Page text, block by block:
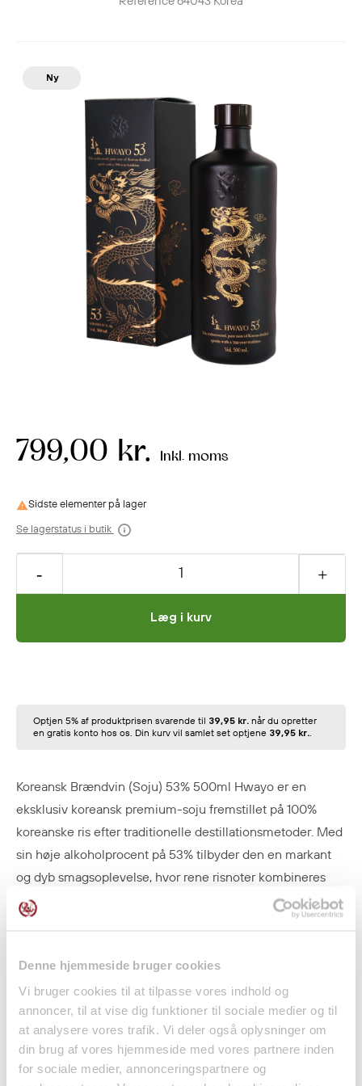
Denne hjemmeside bruger cookies
Vi bruger cookies til at tilpasse vores indhold og
annoncer, til at vise dig funktioner til sociale medier og til
at analysere vores trafik. Vi deler også oplysninger om
din brug af vores hjemmeside med vores partnere inden
for sociale medier, annonceringspartnere og
Ny
Optjen 5% af produktprisen svarende til 39,95 kr. når du opretter
en gratis konto hos os. Din kurv vil samlet set optjene 39,95 kr..
Koreansk Brændvin (Soju) 53% 500ml Hwayo er en
eksklusiv koreansk premium-soju fremstillet på 100%
koreanske ris efter traditionelle destillationsmetoder. Med
sin høje alkoholprocent på 53% tilbyder den en markant
og dyb smagsoplevelse, hvor rene risnoter kombineres
med subtile jordede, nøddeagtige og let krydrede
nuancer. Trods sin styrke fremstår spiritussen
og elegant eftersmag.
Hwayo adskiller sig fra almindelig grønflaske-soju ved at
være en ægte destilleret spiritus med større kompleksitet,
dybde og råvarekarakter. Den lagres desuden i
traditionelle koreanske onggi-lerkar, som bidrager til en
799,00 kr. Inkl. moms
Sidste elementer på lager
Se lagerstatus i butik
Læg i kurv
Produktspecifikationer
Datablad